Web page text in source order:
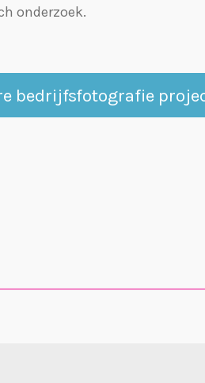
onderzoek.
bedrijfsfotografie